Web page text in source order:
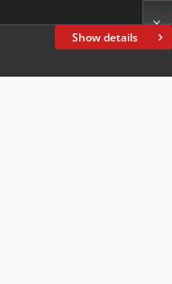
Show details